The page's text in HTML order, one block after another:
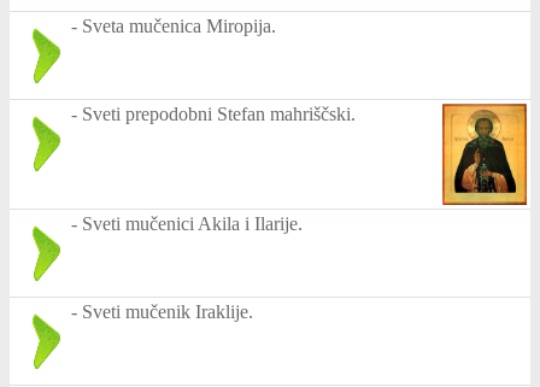
- Sveta mučenica Miropija.
- Sveti prepodobni Stefan mahriščski.
- Sveti mučenici Akila i Ilarije.
- Sveti mučenik Iraklije.